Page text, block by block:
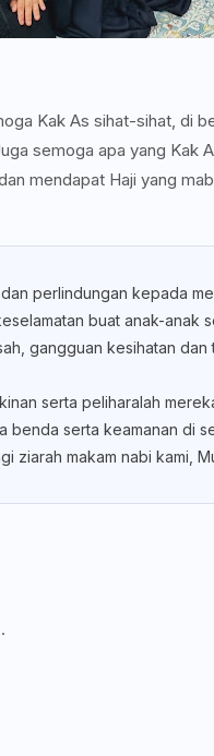
Kak As sihat-sihat, di
semoga apa yang Kak
mendapat Haji yang
perlindungan kepada
buat anak-anak
gangguan kesihatan dan
serta peliharalah
benda serta keamanan di
ziarah makam nabi kami,